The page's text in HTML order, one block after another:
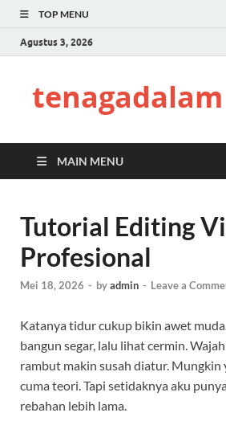
TOP MENU
Agustus 3, 2026
tenagadalam
MAIN MENU
Tutorial Editing
Profesional
Mei 18, 2026 - byadmin - Leave a
Katanya tidur cukup bikin awet
bangun segar, lalu lihat cermin.
rambut makin susah diatur. Mungkin
cuma teori. Tapi setidaknya aku
rebahan lebih lama.